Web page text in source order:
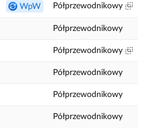
WpW Półprzewodnikowy
Półprzewodnikowy
Półprzewodnikowy
Półprzewodnikowy
Półprzewodnikowy
Półprzewodnikowy